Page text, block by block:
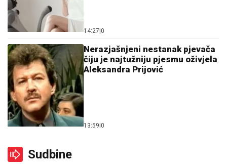
14:27 0
Nerazjašnjeni nestanak pjevača
čiju je najtužniju pjesmu oživjela
Aleksandra Prijović
13:59 0
Sudbine